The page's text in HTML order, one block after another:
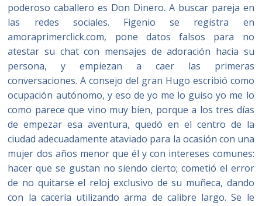
poderoso caballero es Don Dinero. A buscar pareja en
las redes sociales. Figenio se registra en
amoraprimerclick.com, pone datos falsos para no
atestar su chat con mensajes de adoración hacia su
persona, y empiezan a caer las primeras
conversaciones. A consejo del gran Hugo escribió como
ocupación autónomo, y eso de yo me lo guiso yo me lo
como parece que vino muy bien, porque a los tres días
de empezar esa aventura, quedó en el centro de la
ciudad adecuadamente ataviado para la ocasión con una
mujer dos años menor que él y con intereses comunes:
hacer que se gustan no siendo cierto; cometió el error
de no quitarse el reloj exclusivo de su muñeca, dando
con la cacería utilizando arma de calibre largo. Se le